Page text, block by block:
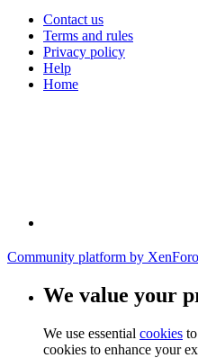
Contact us
Terms and rules
Privacy policy
Help
Home
Community platform by XenForo
We value your
We use essential cookies
cookies to enhance your